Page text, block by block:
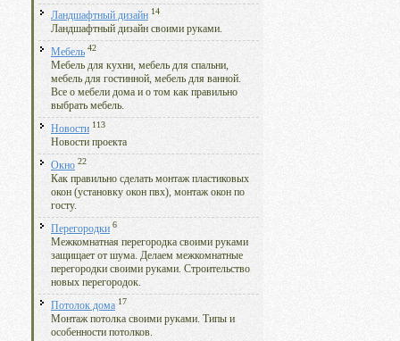
Ландшафтный дизайн 14
Ландшафтный дизайн своими руками.
Мебель 42
Мебель для кухни, мебель для спальни,
мебель для гостинной, мебель для ванной.
Все о мебели дома и о том как правильно
выбрать мебель.
Новости 113
Новости проекта
Окно 22
Как правильно сделать монтаж пластиковых
окон (установку окон пвх), монтаж окон по
госту.
Перегородки 6
Межкомнатная перегородка своими руками
защищает от шума. Делаем межкомнатные
перегородки своими руками. Строительство
новых перегородок.
Потолок дома 17
Монтаж потолка своими руками. Типы и
особенности потолков.